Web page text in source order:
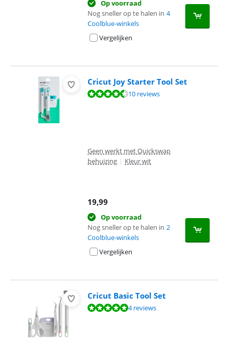
Op voorraad
Nog sneller op te halen in 4
Coolblue-winkels
Vergelijken
Cricut Joy Starter Tool Set
Beoordeling is 9,3 van de 10, gebaseerd op 10 reviews.
10 reviews
Geen werkt met Quickswap
behuizing | Kleur wit
19,99
Op voorraad
Nog sneller op te halen in 2
Coolblue-winkels
Vergelijken
Cricut Basic Tool Set
Beoordeling is 9,8 van de 10, gebaseerd op 4 reviews.
4 reviews